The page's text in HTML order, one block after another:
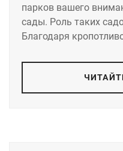
парков вашего
сады. Роль таких
Благодаря